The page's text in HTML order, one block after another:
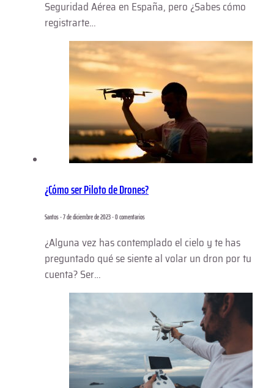
Seguridad Aérea en España, pero ¿Sabes cómo
registrarte…
¿Cómo ser Piloto de Drones?
Santos - 7 de diciembre de 2023 - 0 comentarios
¿Alguna vez has contemplado el cielo y te has
preguntado qué se siente al volar un dron por tu
cuenta? Ser…